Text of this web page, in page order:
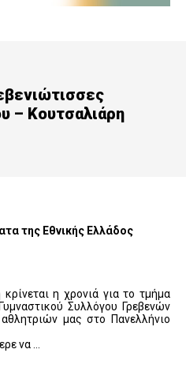
– Κουτσαλιάρη
της Εθνικής Ελλάδος
κρίνεται η χρονιά για το τμήμα
Συλλόγου Γρεβενών
μας στο Πανελλήνιο
να …